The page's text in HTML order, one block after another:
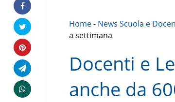
Home- News Scuola e
a settimana
Docenti e
anche da